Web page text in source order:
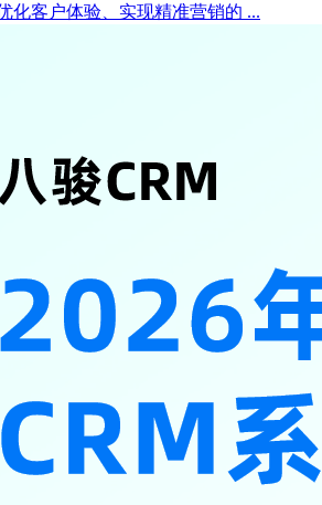
化客户体验、实现精准营销的 ...